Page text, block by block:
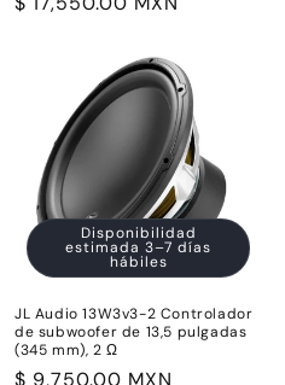
Disponibilidad
estimada 3–7 días
hábiles
JL Audio 13W3v3-2 Controlador
de subwoofer de 13,5 pulgadas
(345 mm), 2 Ω